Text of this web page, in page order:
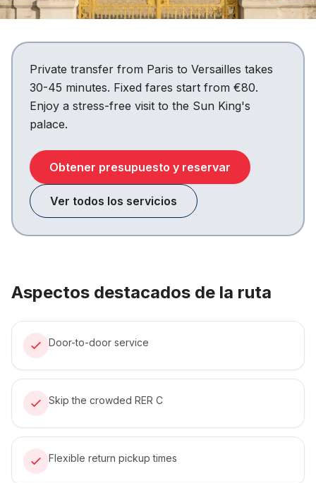
Private transfer from Paris to Versailles takes
30-45 minutes. Fixed fares start from €80.
Enjoy a stress-free visit to the Sun King's
palace.
Obtener presupuesto y reservar
Ver todos los servicios
Aspectos destacados de la ruta
Door-to-door service
Skip the crowded RER C
Flexible return pickup times